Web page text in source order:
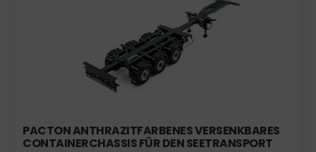
PACTON ANTHRAZITFARBENES VERSENKBARES
CONTAINERCHASSIS FÜR DEN SEETRANSPORT